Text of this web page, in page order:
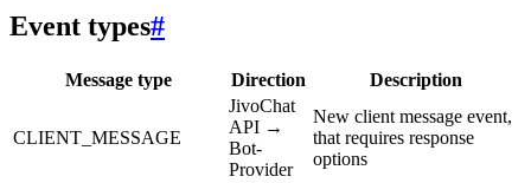
Event types#
Message type Direction Description
CLIENT_MESSAGE
JivoChat
API →
Bot-
Provider
New client message event,
that requires response
options